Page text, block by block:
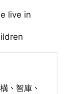
live in
、智庫、